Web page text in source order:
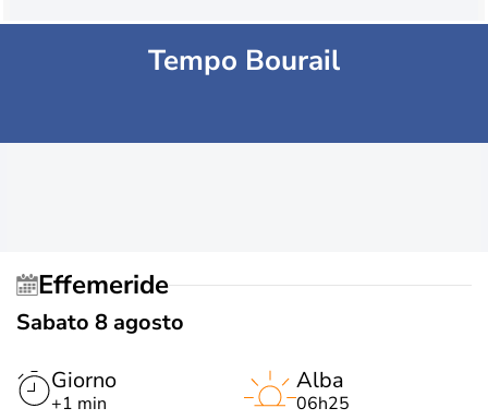
Tempo Bourail
Effemeride
Sabato 8 agosto
Giorno
+1 min
Alba
06h25